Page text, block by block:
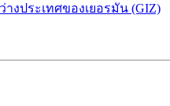
ประเทศของเยอรมัน (GIZ)